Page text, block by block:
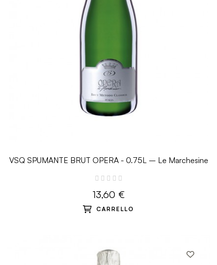
VSQ SPUMANTE BRUT OPERA - 0.75L – Le Marchesine
13,60 €
CARRELLO